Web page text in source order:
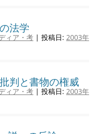
法学
ィア・考 | 投稿日: 2003年
判と書物の権威
ィア・考 | 投稿日: 2003年